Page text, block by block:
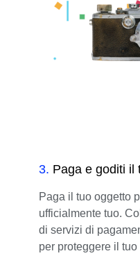
3. Paga e goditi il
Paga il tuo oggetto
ufficialmente tuo.
di servizi di
per proteggere il tuo